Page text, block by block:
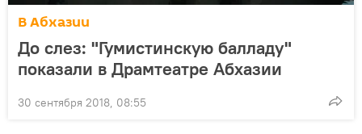
В Абхазии
До слез: "Гумистинскую балладу"
показали в Драмтеатре Абхазии
30 сентября 2018, 08:55